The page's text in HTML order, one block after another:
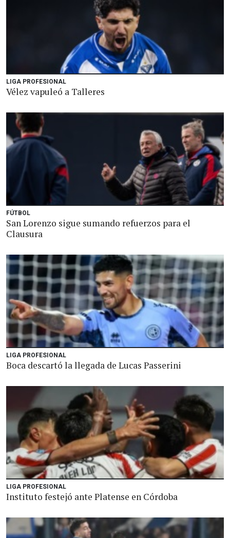
LIGA PROFESIONAL
Vélez vapuleó a Talleres
FÚTBOL
San Lorenzo sigue sumando refuerzos para el
Clausura
LIGA PROFESIONAL
Boca descartó la llegada de Lucas Passerini
LIGA PROFESIONAL
Instituto festejó ante Platense en Córdoba